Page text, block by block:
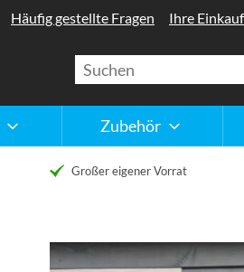
Zubehör
Häufig gestellte Fragen Ihre
Großer eigener Vorrat